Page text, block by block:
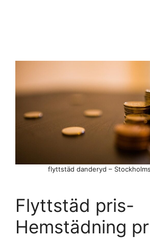
flyttstäd danderyd –
Flyttstäd pris-
Hemstädning